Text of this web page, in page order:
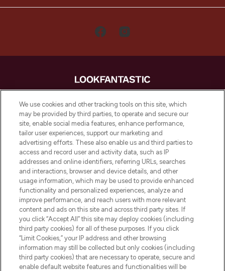
LOOKFANTASTIC is de ultieme online
beautybestemming van Europa, met de
beste huidverzorging, haarproducten en
make-up van meer dan 200 topmerken.
Shop online of via de app, met gratis
verzending vanaf €40.
Cookie-toestemming
Do Not Sell or Share My Personal
Information
HELP & INFORMATIE
BEDRIJFSINFORMATIE
We use cookies and other tracking tools on this site, which
may be provided by third parties, to operate and secure our
site, enable social media features, enhance performance,
tailor user experiences, support our marketing and
advertising efforts. These also enable us and third parties to
access and record user and activity data, such as IP
addresses and online identifiers, referring URLs, searches
and interactions, browser and device details, and other
usage information, which may be used to provide enhanced
functionality and personalized experiences, analyze and
improve performance, and reach users with more relevant
content and ads on this site and across third party sites. If
you click “Accept All” this site may deploy cookies (including
third party cookies) for all of these purposes. If you click
“Limit Cookies,” your IP address and other browsing
information may still be collected but only cookies (including
third party cookies) that are necessary to operate, secure and
enable default website features and functionalities will be